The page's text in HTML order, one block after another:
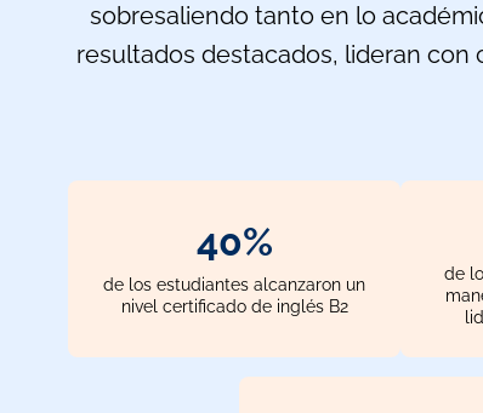
sobresaliendo tanto en lo
resultados destacados, lideran con
51%
de los estudiantes alcanzaron un
nivel certificado de inglés B2
de